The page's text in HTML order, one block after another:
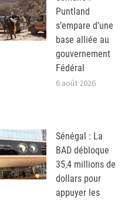
Puntland
s’empare d’une
base alliée au
gouvernement
Fédéral
6 août 2026
Sénégal : La
BAD débloque
35,4 millions de
dollars pour
appuyer les